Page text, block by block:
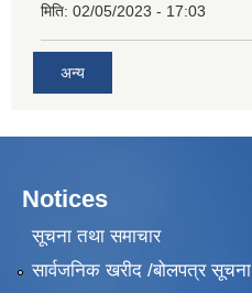
मिति: 02/05/2023 - 17:03
अन्य
Notices
सूचना तथा समाचार
सार्वजनिक खरीद /बोलपत्र सूचना